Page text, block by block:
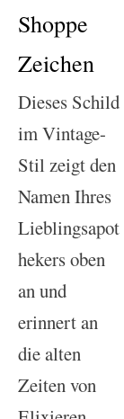
Shoppe
Zeichen
Dieses Schild
im Vintage-
Stil zeigt den
Namen Ihres
Lieblingsapot
hekers oben
an und
erinnert an
die alten
Zeiten von